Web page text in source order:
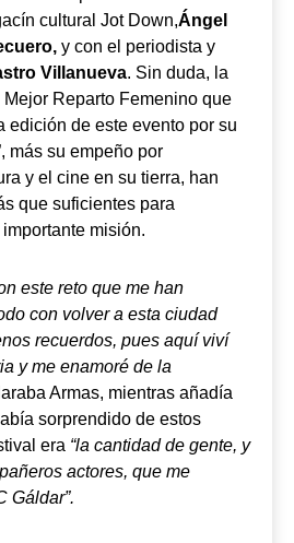
cultural Jot Down,Ángel
y con el periodista y
Villanueva. Sin duda, la
Reparto Femenino que
edición de este evento por su
más su empeño por
y el cine en su tierra, han
que suficientes para
misión.
este reto que me han
con volver a esta ciudad
recuerdos, pues aquí viví
y me enamoré de la
Armas, mientras añadía
sorprendido de estos
era “la cantidad de gente, y
actores, que me
Gáldar”.